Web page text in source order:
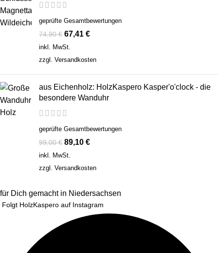
geprüfte Gesamtbewertungen
74,90€ 67,41 €
inkl. MwSt.
zzgl. Versandkosten
aus Eichenholz: HolzKaspero Kasper'o'clock - die
besondere Wanduhr
geprüfte Gesamtbewertungen
99,00€ 89,10 €
inkl. MwSt.
zzgl. Versandkosten
für Dich gemacht in Niedersachsen
Folgt HolzKaspero auf Instagram